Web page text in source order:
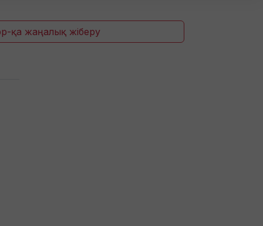
қа жаңалық жіберу